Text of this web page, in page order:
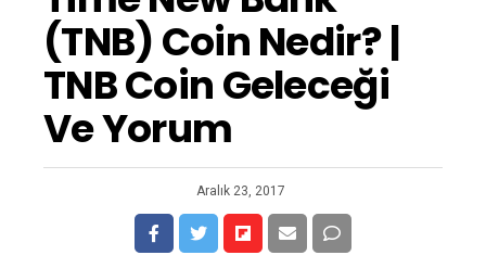
(TNB) Coin Nedir? |
TNB Coin Geleceği
Ve Yorum
Aralık 23, 2017